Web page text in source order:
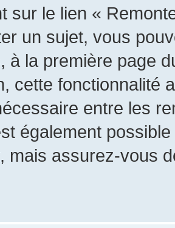
sur le lien «
un sujet, vous
à la première page
cette fonctionnalité
entre les
également
mais assurez-vous